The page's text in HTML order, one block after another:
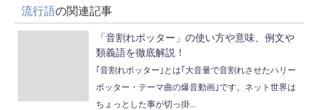
流行語の関連記事
「音割れポッター」の使い方や意味、例文や
類義語を徹底解説！
｢音割れポッター｣とは｢大音量で音割れさせたハリー
ポッター・テーマ曲の爆音動画｣です。ネット世界は
ちょっとした事が切っ掛...